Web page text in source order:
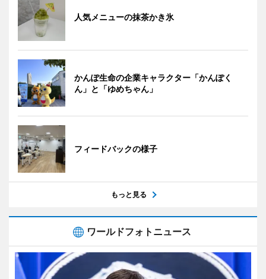
人気メニューの抹茶かき氷
かんぽ生命の企業キャラクター「かんぽく
ん」と「ゆめちゃん」
フィードバックの様子
もっと見る
ワールドフォトニュース